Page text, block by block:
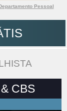
Pessoal
CBS